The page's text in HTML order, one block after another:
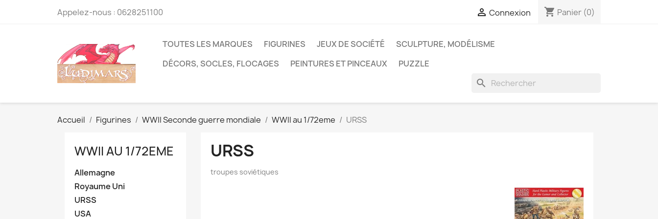
Appelez-nous : 0628251100  Connexion shopping_cart Panier (0)
TOUTES LES MARQUES FIGURINES JEUX DE SOCIÉTÉ
SCULPTURE, MODÉLISME
DÉCORS, SOCLES, FLOCAGES
PEINTURES ET PINCEAUX PUZZLE
search
Accueil Figurines WWII Seconde guerre mondiale WWII au 1/72eme URSS
WWII AU 1/72EME
Allemagne
Royaume Uni
URSS
USA
URSS
troupes soviétiques